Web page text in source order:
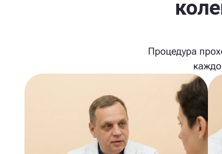
Процедура